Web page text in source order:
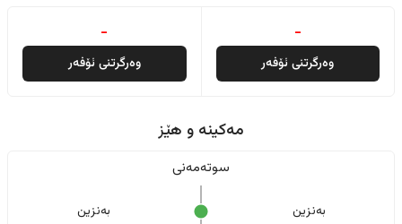
-
وەرگرتنی ئۆفەر
-
وەرگرتنی ئۆفەر
مەکینە و هێز
سوتەمەنی
بەنزین بەنزین